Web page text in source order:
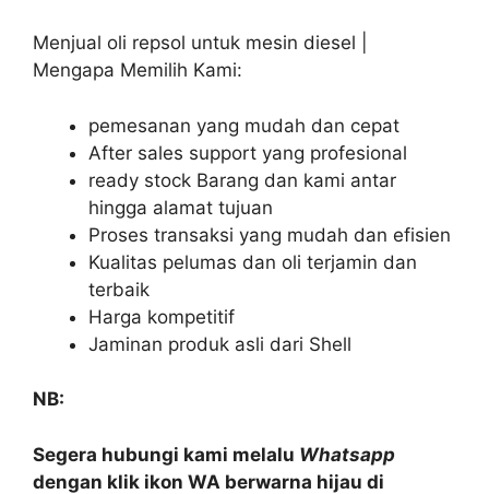
Menjual oli repsol untuk mesin diesel |
Mengapa Memilih Kami:
pemesanan yang mudah dan cepat
After sales support yang profesional
ready stock Barang dan kami antar
hingga alamat tujuan
Proses transaksi yang mudah dan efisien
Kualitas pelumas dan oli terjamin dan
terbaik
Harga kompetitif
Jaminan produk asli dari Shell
NB:
Segera hubungi kami melalu Whatsapp
dengan klik ikon WA berwarna hijau di